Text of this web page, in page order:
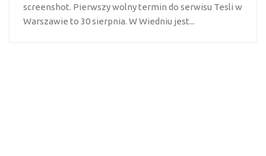
screenshot. Pierwszy wolny termin do serwisu Tesli w
Warszawie to 30 sierpnia. W Wiedniu jest...